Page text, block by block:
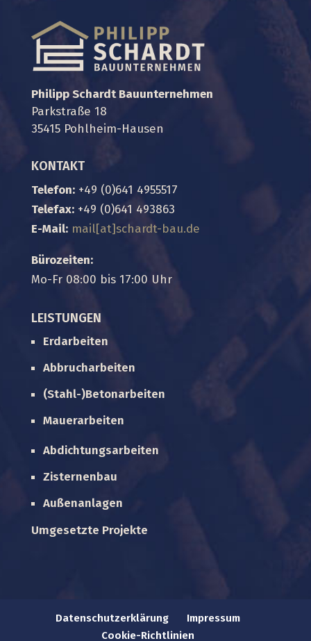
Philipp Schardt Bauunternehmen
Parkstraße 18
35415 Pohlheim-Hausen
KONTAKT
Telefon:+49 (0)641 4955517
Telefax:+49 (0)641 493863
E-Mail: mail[at]schardt-bau.de
Bürozeiten:
Mo-Fr 08:00 bis 17:00 Uhr
LEISTUNGEN
Erdarbeiten
Abbrucharbeiten
(Stahl-)Betonarbeiten
Mauerarbeiten
Abdichtungsarbeiten
Zisternenbau
Außenanlagen
Umgesetzte Projekte
Datenschutzerklärung
Impressum
Cookie-Richtlinien